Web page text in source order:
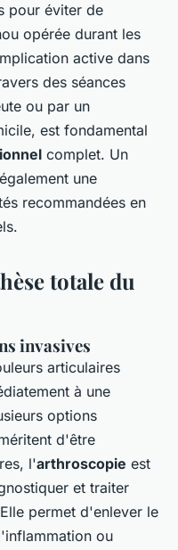
pour éviter de
opérée durant les
active dans
des séances
ou par un
est fondamental
complet. Un
une
recommandées en
totale du
invasives
articulaires
à une
options
d'être
l'arthroscopie est
et traiter
permet d'enlever le
ou